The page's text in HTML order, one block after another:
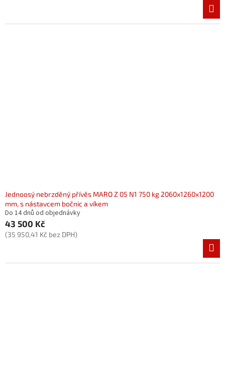
Jednoosý nebrzděný přívěs MARO Z 05 N1 750 kg 2060x1260x1200
mm, s nástavcem bočnic a víkem
Do 14 dnů od objednávky
43 500 Kč
(35 950,41 Kč bez DPH)